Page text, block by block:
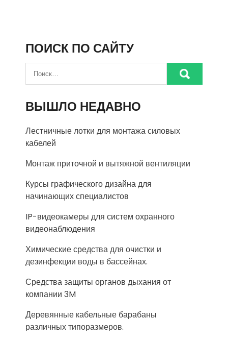
ПОИСК ПО САЙТУ
ВЫШЛО НЕДАВНО
Лестничные лотки для монтажа силовых
кабелей
Монтаж приточной и вытяжной вентиляции
Курсы графического дизайна для
начинающих специалистов
IP-видеокамеры для систем охранного
видеонаблюдения
Химические средства для очистки и
дезинфекции воды в бассейнах.
Средства защиты органов дыхания от
компании 3M
Деревянные кабельные барабаны
различных типоразмеров.